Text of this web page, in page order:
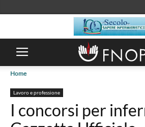
Home
Lavoro e professione
I concorsi per